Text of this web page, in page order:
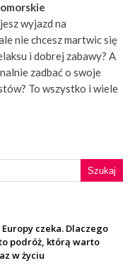
wyjazd na
nie chcesz martwic się
i dobrej zabawy? A
zadbać o swoje
To wszystko i wiele
czeka. Dlaczego
podróż, którą warto
w życiu